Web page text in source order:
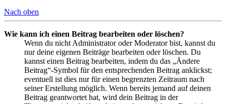
Nach oben
Wie kann ich einen Beitrag bearbeiten oder löschen?
Wenn du nicht Administrator oder Moderator bist, kannst du
nur deine eigenen Beiträge bearbeiten oder löschen. Du
kannst einen Beitrag bearbeiten, indem du das „Ändere
Beitrag“-Symbol für den entsprechenden Beitrag anklickst;
eventuell ist dies nur für einen begrenzten Zeitraum nach
seiner Erstellung möglich. Wenn bereits jemand auf deinen
Beitrag geantwortet hat, wird dein Beitrag in der